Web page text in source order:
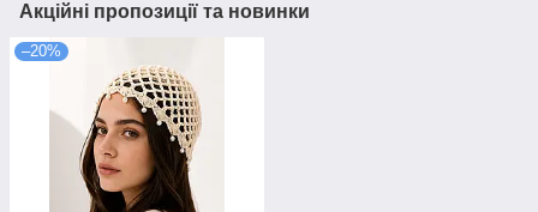
Акційні пропозиції та новинки
–20%